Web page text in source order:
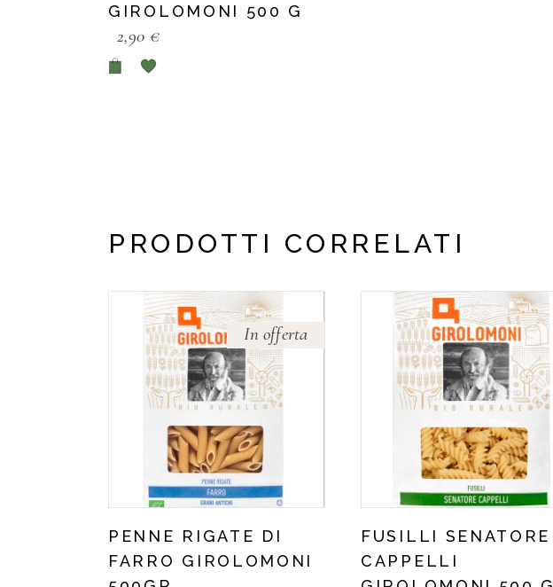
GIROLOMONI 500 G
2,90 €
PRODOTTI CORRELATI
In offerta
PENNE RIGATE DI
FARRO GIROLOMONI
FUSILLI SENATORE
CAPPELLI